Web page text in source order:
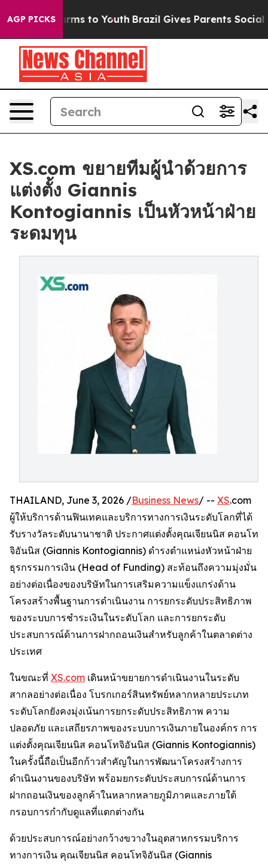
AGP PICKS
Harms to Youth Brazil Gives Parents Social
XS.com ขยายทีมผู้นำด้วยการ
แต่งตั้ง Giannis
Kontogiannis เป็นหัวหน้าฝ่าย
ระดมทุน
THAILAND, June 3, 2026 /Business News/ -- XS.com
ผู้ให้บริการด้านฟินเทคและบริการทางการเงินระดับโลกที่ได้
รับรางวัลระดับนานาชาติ ประกาศแต่งตั้งคุณเจียนนิส คอนโท
จิอันนิส (Giannis Kontogiannis) ดำรงตำแหน่งหัวหน้าฝ่าย
ธุรกรรมการเงิน (Head of Funding) สะท้อนถึงความมุ่งมั่น
อย่างต่อเนื่องของบริษัทในการเสริมความแข็งแกร่งด้าน
โครงสร้างพื้นฐานการดำเนินงาน การยกระดับประสิทธิภาพ
ของระบบการชำระเงินในระดับโลก และการยกระดับ
ประสบการณ์ด้านการฝากถอนเงินสำหรับลูกค้าในตลาดต่าง
ประเทศ
ในขณะที่ XS.com เดินหน้าขยายการดำเนินงานในระดับ
สากลอย่างต่อเนื่อง โบรกเกอร์สินทรัพย์หลากหลายประเภท
ระดับโลกยังคงมุ่งเน้นการยกระดับประสิทธิภาพ ความ
ปลอดภัย และเสถียรภาพของระบบการเงินภายในองค์กร การ
แต่งตั้งคุณเจียนนิส คอนโทจิอันนิส (Giannis Kontogiannis)
ในครั้งนี้ถือเป็นอีกก้าวสำคัญในการพัฒนาโครงสร้างการ
ดำเนินงานของบริษัท พร้อมยกระดับประสบการณ์ด้านการ
ฝากถอนเงินของลูกค้าในหลากหลายภูมิภาคและภายใต้
กรอบการกำกับดูแลที่แตกต่างกัน
ด้วยประสบการณ์อย่างกว้างขวางในอุตสาหกรรมบริการ
ทางการเงิน คุณเจียนนิส คอนโทจิอันนิส (Giannis